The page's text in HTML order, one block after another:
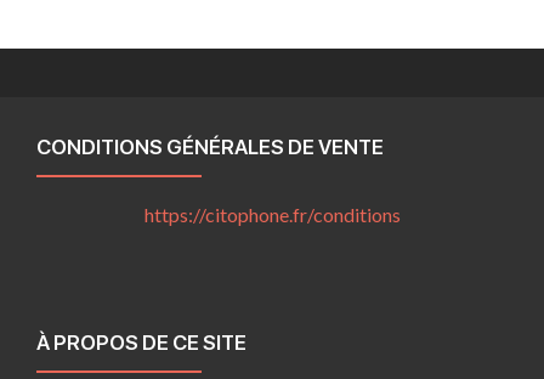
CONDITIONS GÉNÉRALES DE VENTE
https://citophone.fr/conditions
À PROPOS DE CE SITE